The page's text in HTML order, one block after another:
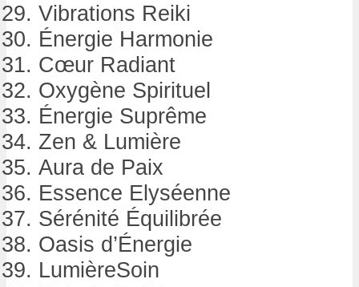
Vibrations Reiki
Énergie Harmonie
Cœur Radiant
Oxygène Spirituel
Énergie Suprême
Zen & Lumière
Aura de Paix
Essence Elyséenne
Sérénité Équilibrée
Oasis d’Énergie
LumièreSoin